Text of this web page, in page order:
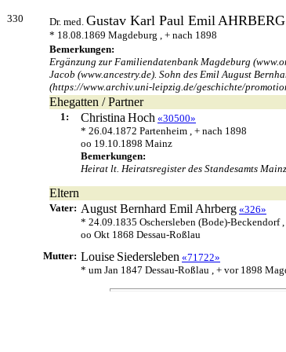
330 Dr. med. Gustav Karl Paul EmilAHRBERG
* 18.08.1869 Magdeburg , + nach 1898
Bemerkungen:
Ergänzung zur Familiendatenbank Magdeburg
Jacob (www.ancestry.de). Sohn des Emil August
(https://www.archiv.uni-leipzig.de/geschichte/
Ehegatten / Partner
1: Christina Hoch «30500»
* 26.04.1872 Partenheim , + nach 1898
oo 19.10.1898 Mainz
Bemerkungen:
Heirat lt. Heiratsregister des Standesamts
Eltern
Vater: August Bernhard Emil Ahrberg «326»
* 24.09.1835 Oschersleben (Bode)-Beckendorf
oo Okt 1868 Dessau-Roßlau
Mutter: Louise Siedersleben «71722»
* um Jan 1847 Dessau-Roßlau , + vor 1898